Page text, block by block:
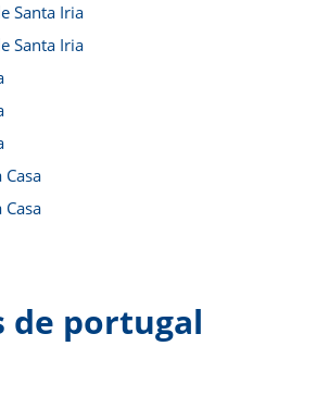
Santa Iria
Santa Iria
de portugal